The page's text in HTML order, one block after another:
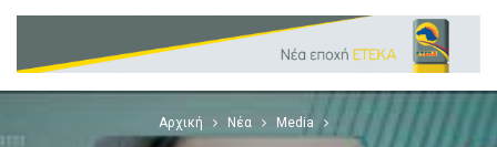
Αρχική Νέα Media